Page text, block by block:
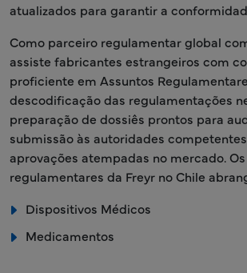
atualizados para garantir a
Como parceiro regulamentar global
assiste fabricantes estrangeiros com
proficiente em Assuntos
descodificação das regulamentações
preparação de dossiês prontos para
submissão às autoridades
aprovações atempadas no mercado.
regulamentares da Freyr no Chile
Dispositivos Médicos
Medicamentos